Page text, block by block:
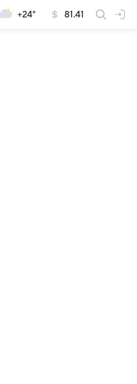
+24° 81.41